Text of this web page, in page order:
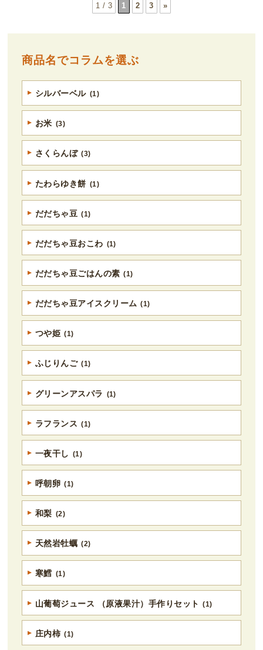
1 / 3 1 2 3 »
商品名でコラムを選ぶ
シルバーベル (1)
お米 (3)
さくらんぼ (3)
たわらゆき餅 (1)
だだちゃ豆 (1)
だだちゃ豆おこわ (1)
だだちゃ豆ごはんの素 (1)
だだちゃ豆アイスクリーム (1)
つや姫 (1)
ふじりんご (1)
グリーンアスパラ (1)
ラフランス (1)
一夜干し (1)
呼朝卵 (1)
和梨 (2)
天然岩牡蠣 (2)
寒鱈 (1)
山葡萄ジュース （原液果汁）手作りセット (1)
庄内柿 (1)